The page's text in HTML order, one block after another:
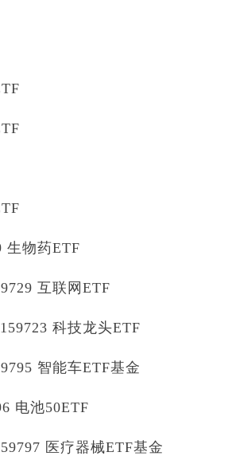
生物药ETF
互联网ETF
科技龙头ETF
智能车ETF基金
电池50ETF
医疗器械ETF基金